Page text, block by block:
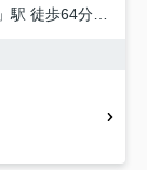
」駅 徒歩64分 秩父